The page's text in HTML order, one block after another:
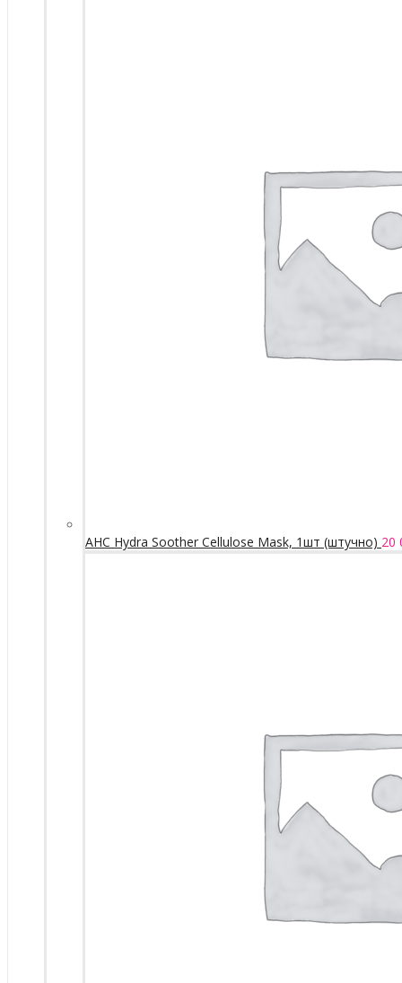
AHC Hydra Soother Cellulose Mask, 1шт (штучно) 20